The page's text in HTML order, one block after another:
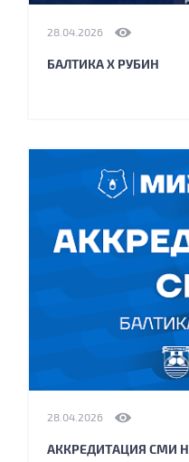
28.04.2026
БАЛТИКА Х РУБИН
28.04.2026
АККРЕДИТАЦИЯ СМИ